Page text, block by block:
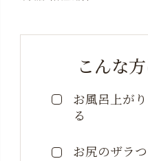
こんな
お風呂上が
る
お尻のザラ